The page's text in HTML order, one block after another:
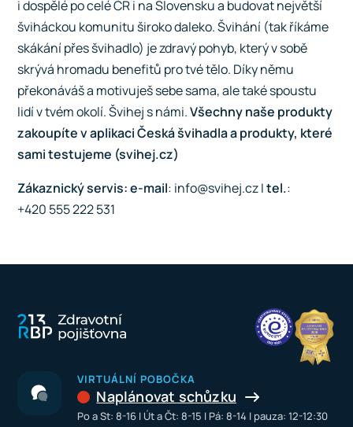
i dospělé po celé ČR i na Slovensku a budovat největší
šviháckou komunitu široko daleko. Švihání (tak říkáme
skákání přes švihadlo) je zdravý pohyb, který v sobě
skrývá hromadu benefitů pro tvé tělo. Díky němu
překonáváš a motivuješ sebe sama, ale také spoustu
lidí v tvém okolí. Švihej s námi.Všechny naše produkty
zakoupíte v aplikaciČeská švihadla a produkty, které
sami testujeme (svihej.cz)
Zákaznický servis:e-mail: info@svihej.cz Itel.:
+420 555 222 531
VIRTUÁLNÍ POBOČKA
Naplánovat schůzku
Po a St: 8-16 I Út a Čt: 8-15 I Pá: 8-14 I pauza: 12-12:30